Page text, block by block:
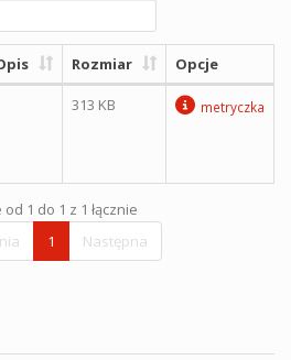
Rozmiar Opcje
313 KB metryczka
1 do 1 z 1 łącznie
1 Następna